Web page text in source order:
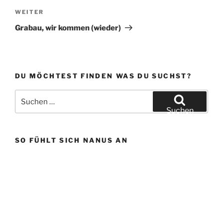
Nächster
Beitrag
WEITER
Grabau, wir kommen (wieder)
DU MÖCHTEST FINDEN WAS DU SUCHST?
nach:
Suchen
SO FÜHLT SICH NANUS AN